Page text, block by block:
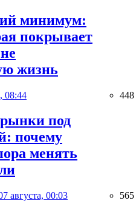
минимум:
покрывает
жизнь
08:44 448
под
почему
менять
августа, 00:03 565